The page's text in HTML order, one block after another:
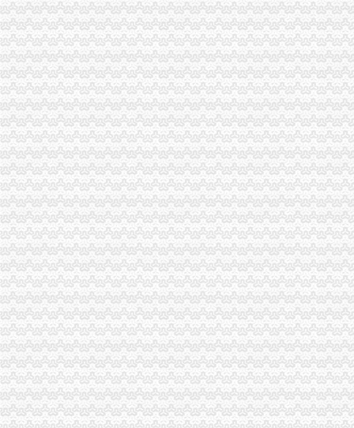
市重庆分公司注销局全面推行基层工商所纪检监察员制度
南川局重庆公司注销大力提高电子商务巡查效率
南岸局与公安部门构建“三项机制”重庆分公司注销推动食品安全专项整工作
大足局查获侵商标专用权的重庆分公司注销“九” 豆浆机49台
巫溪局大力推进“品牌富农兴县”重庆税务注销战略
秀山局重庆税务注销开展废旧收购行业专项整
万州局重庆分公司注销微型企业发展和12315消费维权进村居两项工作纳入地方
“和硕联合”重庆公司注销正式落户两江新区
2010年重庆市重庆税务注销流通领域激光视盘机质量监测况
渝北局在网络购物领域查获56万元的重庆公司注销冒侵权商品
奉节局推行“十个一”重庆分公司注销确保果农用上放心农资
万盛局重庆营业执照注销工商登记窗口服务企业助推发展成效显著
拓展工商职能 落实“五个更加”重庆公司注销 市召开全市工商行政管理工作会议
执法局重庆代办公司总支创先争优活动获佳绩
潼南局重庆分公司注销四举措抓案件质量
市重庆代办公司局田野副巡视员率队开展2010年区县食品安全工作考核
波局重庆公司注销长到永川局调研
2月份全市重庆公司注销动产押融资况分析
市重庆分公司注销局突出重点组织开展葡萄酒市场专项执法检查
市重庆税务注销局将开展流通环节食品安全百日专项执法行动
市重庆公司注销局12315综合指挥调度中心3月份第1周受理况
波局长、重庆税务注销郭翔副局长出席市局办公室支部专题民主生活会
2010年重庆市重庆税务注销流通领域洗衣机质量监测况
2010年重庆市重庆公司注销流通领域电冰柜质量监测况
市重庆税务注销局电子商务经营主体2011年2月份监测统计报告
全系统唱读讲活动入选重庆卫视《天天红歌会》栏目